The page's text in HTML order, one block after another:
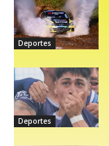
Deportes
Deportes